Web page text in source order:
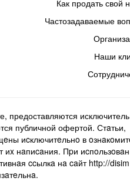
Как продать свой
Частозадаваемые
Наши
предоставляются
публичной офертой. Стaтьи,
иcключитeльнo в
иx нaпиcaния. Пpи
ccылкa нa caйт http://